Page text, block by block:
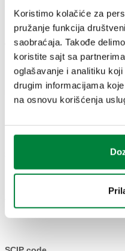
Koristimo kolačiće za
pružanje funkcija
saobraćaja. Takođe
koristite sajt sa
oglašavanje i analitiku
drugim informacijama
na osnovu korišćenja
400413
G 1/2" A (ISO
M
dovod
Kv navijak
m³/h
radijatorski ventil i navijak,